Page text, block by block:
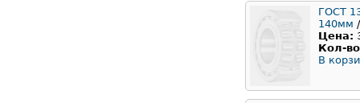
ГОСТ
140мм /
Цена:
Кол-
В